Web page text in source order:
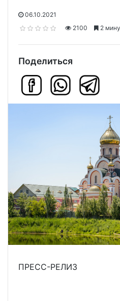
06.10.2021
2100
2
Поделиться
ПРЕСС-РЕЛИЗ